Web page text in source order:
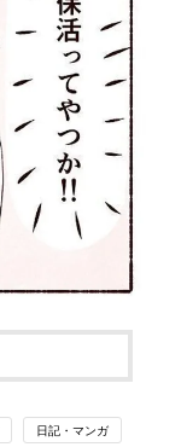
日記・マンガ